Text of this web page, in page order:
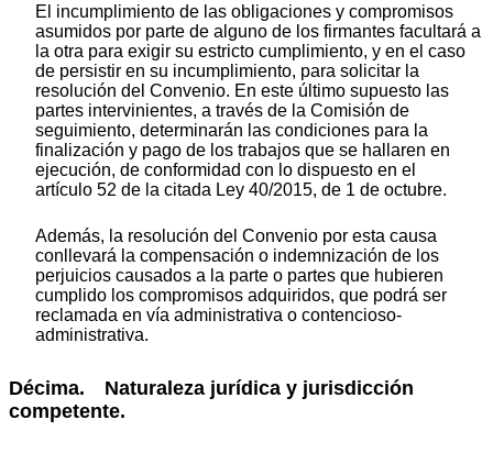
El incumplimiento de las obligaciones y compromisos
asumidos por parte de alguno de los firmantes facultará a
la otra para exigir su estricto cumplimiento, y en el caso
de persistir en su incumplimiento, para solicitar la
resolución del Convenio. En este último supuesto las
partes intervinientes, a través de la Comisión de
seguimiento, determinarán las condiciones para la
finalización y pago de los trabajos que se hallaren en
ejecución, de conformidad con lo dispuesto en el
artículo 52 de la citada Ley 40/2015, de 1 de octubre.
Además, la resolución del Convenio por esta causa
conllevará la compensación o indemnización de los
perjuicios causados a la parte o partes que hubieren
cumplido los compromisos adquiridos, que podrá ser
reclamada en vía administrativa o contencioso-
administrativa.
Décima. Naturaleza jurídica y jurisdicción
competente.